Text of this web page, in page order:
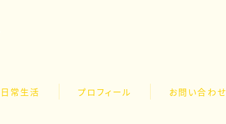
日常生活 プロフィール お問い合わせ